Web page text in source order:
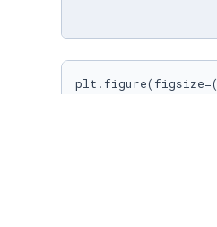
plt.figure(figsize=(